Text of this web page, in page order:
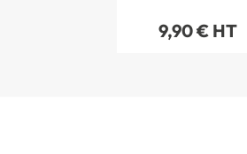
9,90 € HT